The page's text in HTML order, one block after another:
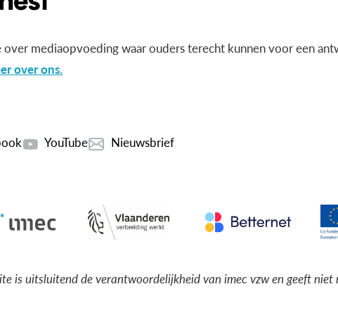
mediaopvoeding waar ouders terecht kunnen voor een
over ons.
YouTube Nieuwsbrief
is uitsluitend de verantwoordelijkheid van imec vzw en geeft niet